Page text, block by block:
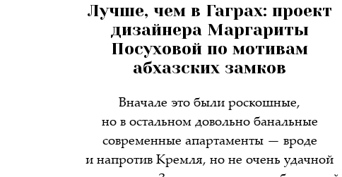
Лучше, чем в Гаграх: проект
дизайнера Маргариты
Посуховой по мотивам
абхазских замков
Вначале это были роскошные,
но в остальном довольно банальные
современные апартаменты — вроде
и напротив Кремля, но не очень удачной